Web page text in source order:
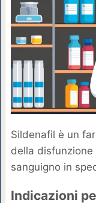
Sildenafil è un
della
sanguigno in
Indicazioni